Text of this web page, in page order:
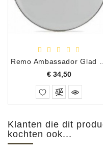
€ 34,50Prijs
Klanten die dit
kochten ook...